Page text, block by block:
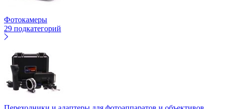
Фотокамеры
29 подкатегорий